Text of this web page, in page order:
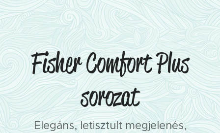
Fisher Comfort Plus
sorozat
Elegáns, letisztult megjelenés,